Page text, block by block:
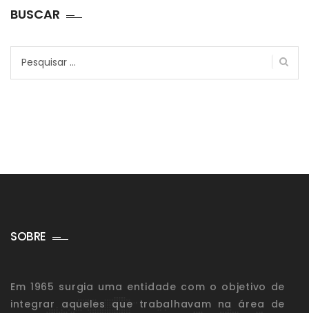
BUSCAR
SOBRE
Em 1965 surgia uma entidade com o objetivo de
integrar aqueles que trabalhavam na área de